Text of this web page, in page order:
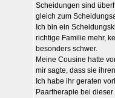
Scheidungen sind
gleich zum
Ich bin ein
richtige Familie mehr,
besonders schwer.
Meine Cousine hatte
mir sagte, dass sie
Ich habe ihr geraten
Paartherapie bei